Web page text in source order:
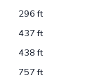
296 ft
437 ft
438 ft
757 ft